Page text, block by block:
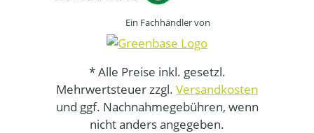
Ein Fachhändler von
* Alle Preise inkl. gesetzl.
Mehrwertsteuer zzgl. Versandkosten
und ggf. Nachnahmegebühren, wenn
nicht anders angegeben.